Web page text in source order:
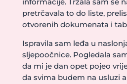
pretrčavala to do liste,
otvorenih dokumenata i
Ispravila sam leđa u
sljepoočnice. Pogledala
da mi je dan opet pojeo
da svima budem na usluzi